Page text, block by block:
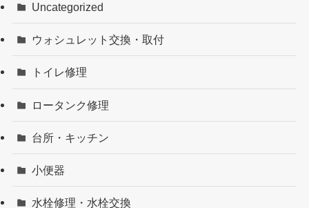
Uncategorized
ウォシュレット交換・取付
トイレ修理
ロータンク修理
台所・キッチン
小便器
水栓修理・水栓交換